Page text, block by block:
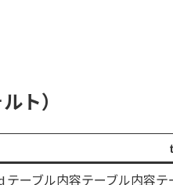
ト）
テーブル内容テーブル内容